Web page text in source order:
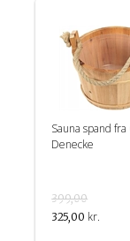
Sauna spand
Denecke
399,00
325,00 kr.